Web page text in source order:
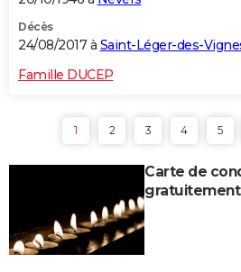
Décès
24/08/2017 à Saint-Léger-des-
Famille DUCEP
1 2 3 4 5
Carte de